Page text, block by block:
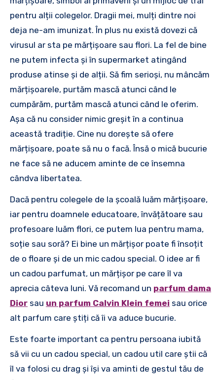
pentru alții colegelor. Dragii mei, mulți dintre noi
deja ne-am imunizat. În plus nu există dovezi că
virusul ar sta pe mărțișoare sau flori. La fel de bine
ne putem infecta și în supermarket atingând
produse atinse și de alții. Să fim serioși, nu mâncăm
mărțișoarele, purtăm mască atunci când le
cumpărăm, purtăm mască atunci când le oferim.
Așa că nu consider nimic greșit în a continua
această tradiție. Cine nu dorește să ofere
mărțișoare, poate să nu o facă. Însă o mică bucurie
ne face să ne aducem aminte de ce însemna
cândva libertatea.
Dacă pentru colegele de la școală luăm mărțișoare,
iar pentru doamnele educatoare, învățătoare sau
profesoare luăm flori, ce putem lua pentru mama,
soție sau soră? Ei bine un mărțișor poate fi însoțit
de o floare și de un mic cadou special. O idee ar fi
un cadou parfumat, un mărțișor pe care îl va
aprecia câteva luni. Vă recomand un parfum dama
Dior sau un parfum Calvin Klein femei sau orice
alt parfum care știți că îi va aduce bucurie.
Este foarte important ca pentru persoana iubită
să vii cu un cadou special, un cadou util care știi că
îl va folosi cu drag și își va aminti de gestul tău de